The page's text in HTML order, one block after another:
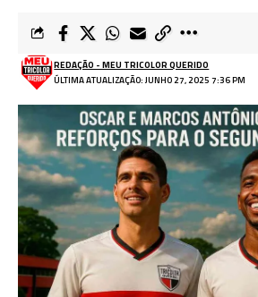
ÚLTIMA ATUALIZAÇÃO: JUNHO 27, 2025 7:36 PM
REDAÇÃO - MEU TRICOLOR QUERIDO